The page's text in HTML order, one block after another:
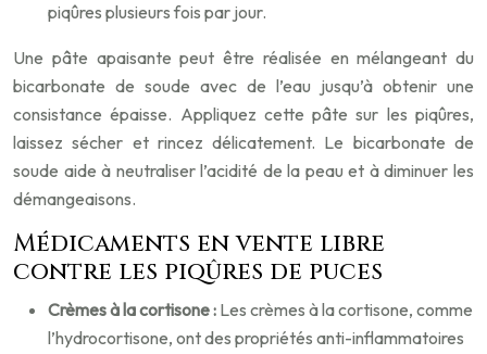
piqûres plusieurs fois par jour.
Une pâte apaisante peut être réalisée en mélangeant du
bicarbonate de soude avec de l’eau jusqu’à obtenir une
consistance épaisse. Appliquez cette pâte sur les piqûres,
laissez sécher et rincez délicatement. Le bicarbonate de
soude aide à neutraliser l’acidité de la peau et à diminuer les
démangeaisons.
Médicaments en vente libre
contre les piqûres de puces
Crèmes à la cortisone : Les crèmes à la cortisone, comme
l’hydrocortisone, ont des propriétés anti-inflammatoires